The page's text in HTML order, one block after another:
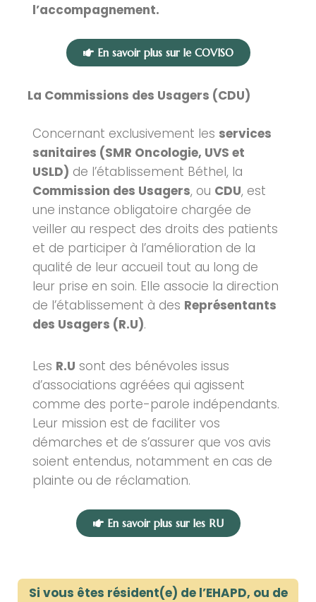
l’accompagnement.
En savoir plus sur le COVISO
La Commissions des Usagers (CDU)
Concernant exclusivement les services
sanitaires (SMR Oncologie, UVS et
USLD) de l’établissement Béthel, la
Commission des Usagers, ou CDU, est
une instance obligatoire chargée de
veiller au respect des droits des patients
et de participer à l’amélioration de la
qualité de leur accueil tout au long de
leur prise en soin. Elle associe la direction
de l’établissement à des Représentants
des Usagers (R.U).
Les R.U sont des bénévoles issus
d’associations agréées qui agissent
comme des porte-parole indépendants.
Leur mission est de faciliter vos
démarches et de s’assurer que vos avis
soient entendus, notamment en cas de
plainte ou de réclamation.
En savoir plus sur les RU
Si vous êtes résident(e) de l’EHAPD, ou de